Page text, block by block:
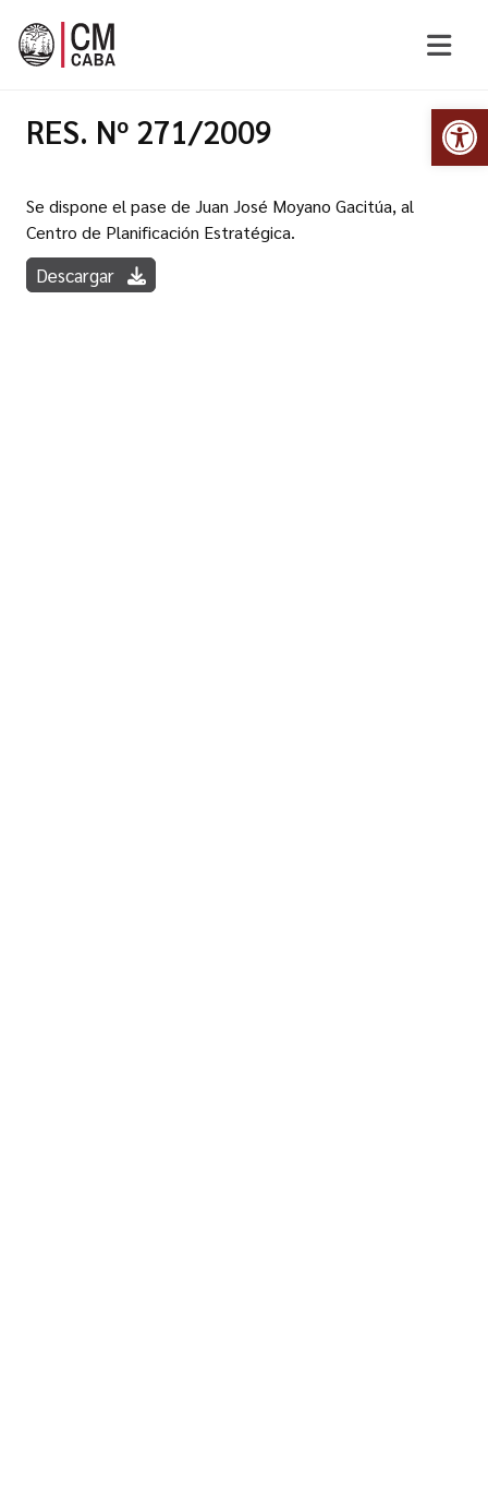
RES. Nº 271/2009
Se dispone el pase de Juan José Moyano Gacitúa, al
Centro de Planificación Estratégica.
Descargar